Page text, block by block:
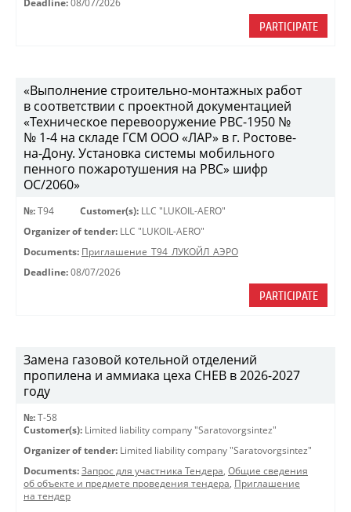
Deadline: 08/07/2026
PARTICIPATE
«Выполнение строительно-монтажных работ
в соответствии с проектной документацией
«Техническое перевооружение РВС-1950 №
№ 1-4 на складе ГСМ ООО «ЛАР» в г. Ростове-
на-Дону. Установка системы мобильного
пенного пожаротушения на РВС» шифр
ОС/2060»
№: Т94 Customer(s): LLC "LUKOIL-AERO"
Organizer of tender: LLC "LUKOIL-AERO"
Documents: Приглашение_Т94_ЛУКОЙЛ_АЭРО
Deadline: 08/07/2026
PARTICIPATE
Замена газовой котельной отделений
пропилена и аммиака цеха СНЕВ в 2026-2027
году
№: Т-58
Customer(s): Limited liability company "Saratovorgsintez"
Organizer of tender: Limited liability company "Saratovorgsintez"
Documents: Запрос для участника Тендера, Общие сведения
об объекте и предмете проведения тендера, Приглашение
на тендер